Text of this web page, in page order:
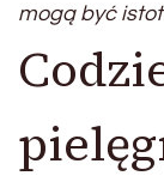
mogą być